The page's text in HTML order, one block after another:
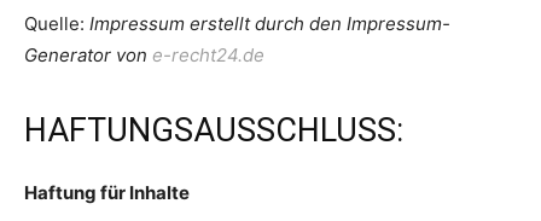
Quelle: Impressum erstellt durch den Impressum-
Generator von e-recht24.de
HAFTUNGSAUSSCHLUSS:
Haftung für Inhalte